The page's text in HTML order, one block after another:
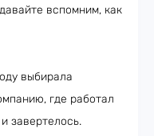
вспомним, как
выбирала
где работал
завертелось.